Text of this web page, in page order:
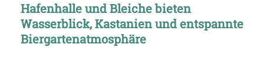
Hafenhalle und Bleiche bieten
Wasserblick, Kastanien und entspannte
Biergartenatmosphäre